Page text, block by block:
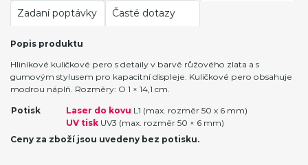
Zadaní poptávky Časté dotazy
Popis produktu
Hliníkové kuličkové pero s detaily v barvě růžového zlata a s
gumovým stylusem pro kapacitní displeje. Kuličkové pero obsahuje
modrou náplň. Rozměry: O 1 × 14,1 cm.
Potisk Laser do kovu L1 (max. rozměr 50 x 6 mm)
UV tisk UV3 (max. rozměr 50 × 6 mm)
Ceny za zboží jsou uvedeny bez potisku.